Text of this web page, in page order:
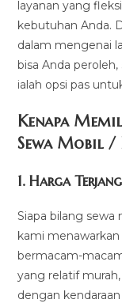
layanan yang
kebutuhan Anda.
dalam mengenai
bisa Anda
ialah opsi pas
Kenapa
Sewa Mobil /
1.Harga
Siapa bilang sewa
kami
bermacam-
yang relatif
dengan